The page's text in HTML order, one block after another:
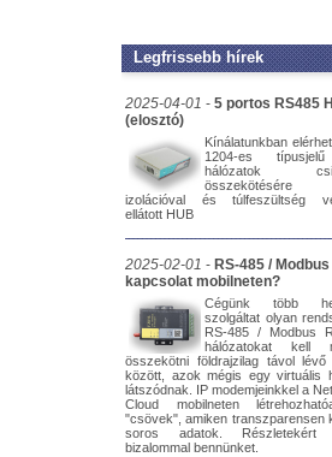
Legfrissebb hírek
2025-04-01 - 5 portos RS485
(elosztó)
Kínálatunkban
1204-es
hálózatok
összekötésére
izolációval és túlfeszültség
ellátott HUB
2025-02-01 - RS-485 / Modbus
kapcsolat mobilneten?
Cégünk több
szolgáltat olyan
RS-485 / Modbus
hálózatokat kell
összekötni földrajzilag távol lévő
között, azok mégis egy virtuális
látszódnak. IP modemjeinkkel a
Cloud mobilneten
"csövek", amiken transzparensen
soros adatok. Részletekért
bizalommal bennünket.